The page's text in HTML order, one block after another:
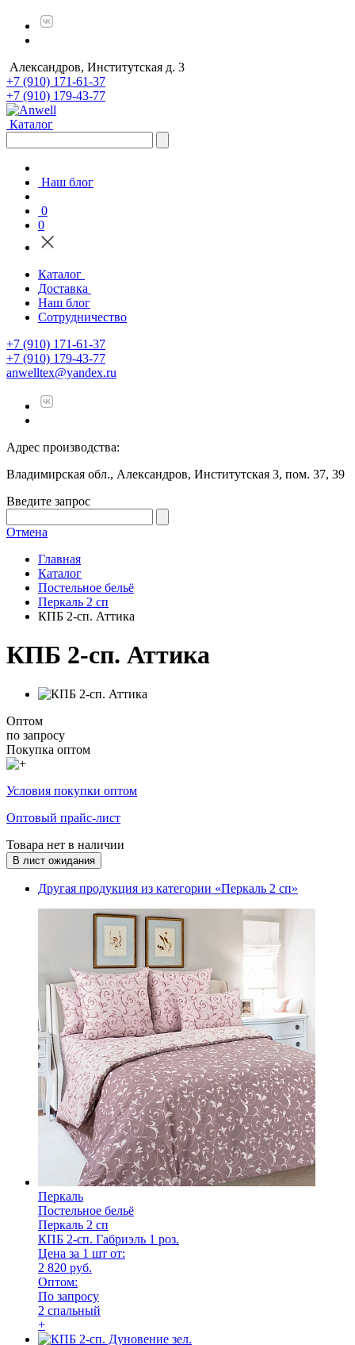
Александров, Институтская д. 3
+7 (910) 171-61-37
+7 (910) 179-43-77
Каталог
Наш блог
0
0
Каталог
Доставка
Наш блог
Сотрудничество
+7 (910) 171-61-37
+7 (910) 179-43-77
anwelltex@yandex.ru
Адрес производства:
Владимирская обл., Александров, Институтская 3, пом. 37, 39
Введите запрос
Отмена
Главная
Каталог
Постельное бельё
Перкаль 2 сп
КПБ 2-сп. Аттика
КПБ 2-сп. Аттика
Оптом
по запросу
Покупка оптом
Условия покупки оптом
Оптовый прайс-лист
Товара нет в наличии
В лист ожидания
Другая продукция из категории «Перкаль 2 сп»
Перкаль
Постельное бельё
Перкаль 2 сп
КПБ 2-сп. Габриэль 1 роз.
Цена за 1 шт от:
2 820 руб.
Оптом:
По запросу
2 спальный
+